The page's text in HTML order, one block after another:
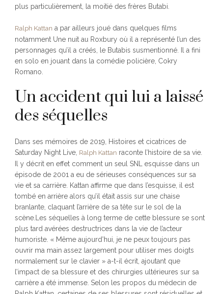
plus particulièrement, la moitié des frères Butabi.
Ralph Kattan a par ailleurs joué dans quelques films
notamment Une nuit au Roxbury où il a représenté l’un des
personnages qu’il a créés, le Butabis susmentionné. Il a fini
en solo en jouant dans la comédie policière, Cokry
Romano.
Un accident qui lui a laissé
des séquelles
Dans ses mémoires de 2019, Histoires et cicatrices de
Saturday Night Live, Ralph Kattan raconte l’histoire de sa vie.
Il y décrit en effet comment un seul SNL esquisse dans un
épisode de 2001 a eu de sérieuses conséquences sur sa
vie et sa carrière. Kattan affirme que dans l’esquisse, il est
tombé en arrière alors qu’il était assis sur une chaise
branlante, claquant l’arrière de sa tête sur le sol de la
scène.Les séquelles à long terme de cette blessure se sont
plus tard avérées destructrices dans la vie de l’acteur
humoriste. « Même aujourd’hui, je ne peux toujours pas
ouvrir ma main assez largement pour utiliser mes doigts
normalement sur le clavier » a-t-il écrit, ajoutant que
l’impact de sa blessure et des chirurgies ultérieures sur sa
carrière a été immense. Selon les propos du médecin de